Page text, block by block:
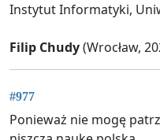
Instytut Informatyki,
Filip Chudy(Wrocław,
#977
Ponieważ nie mogę